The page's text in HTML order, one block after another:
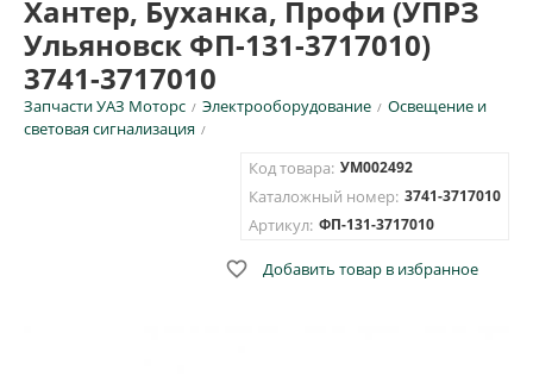
Хантер, Буханка, Профи (УПРЗ
Ульяновск ФП-131-3717010)
3741-3717010
Запчасти УАЗ Моторс / Электрооборудование / Освещение и
световая сигнализация /
Код товара: УМ002492
Каталожный номер: 3741-3717010
Артикул: ФП-131-3717010
 Добавить товар в избранное